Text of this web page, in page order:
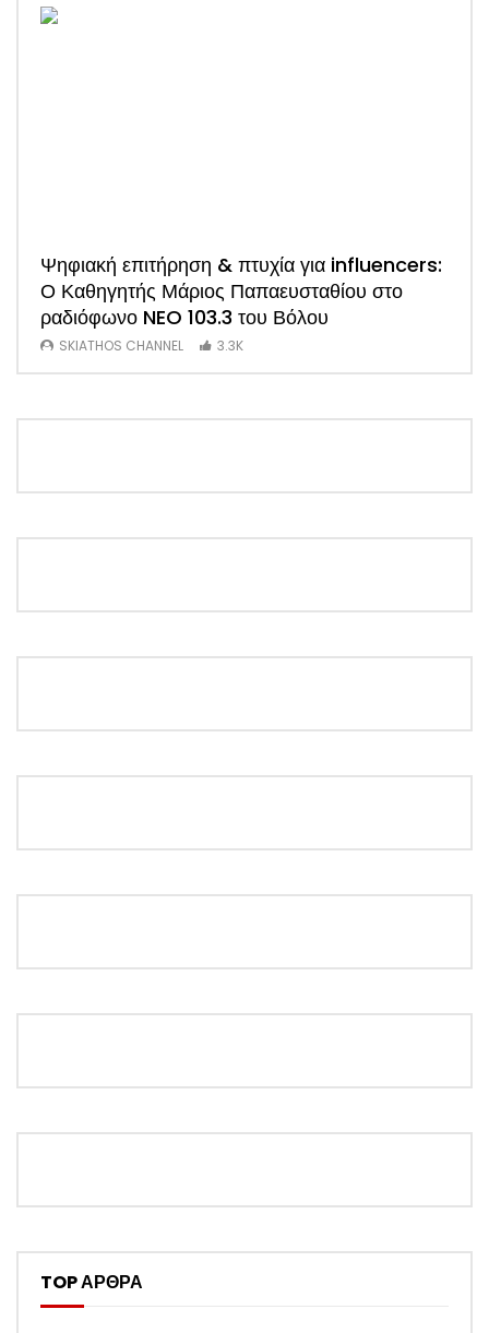
Ψηφιακή επιτήρηση & πτυχία για influencers:
Ο Καθηγητής Μάριος Παπαευσταθίου στο
ραδιόφωνο NEO 103.3 του Βόλου
SKIATHOS CHANNEL 3.3K
TOP ΑΡΘΡΑ